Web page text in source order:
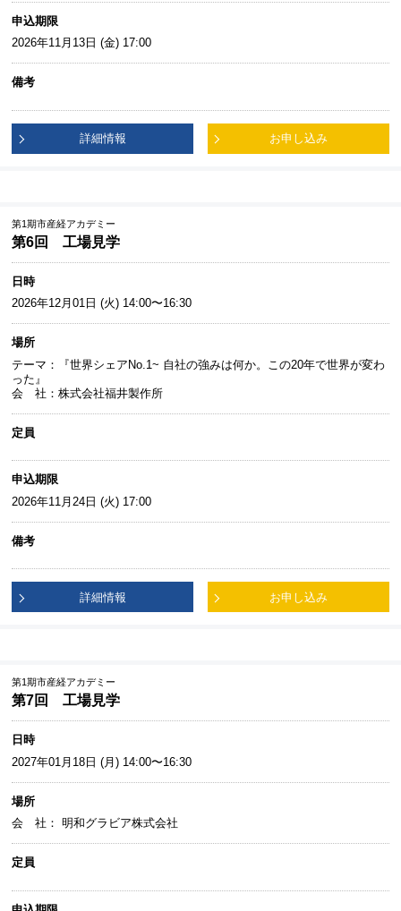
申込期限
2026年11月13日 (金) 17:00
備考
詳細情報 お申し込み
第1期市産経アカデミー
第6回 工場見学
日時
2026年12月01日 (火) 14:00〜16:30
場所
テーマ：『世界シェアNo.1~ 自社の強みは何か。この20年で世界が変わ
った』
会 社：株式会社福井製作所
定員
申込期限
2026年11月24日 (火) 17:00
備考
詳細情報 お申し込み
第1期市産経アカデミー
第7回 工場見学
日時
2027年01月18日 (月) 14:00〜16:30
場所
会 社： 明和グラビア株式会社
定員